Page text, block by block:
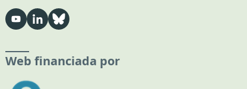
Web financiada por